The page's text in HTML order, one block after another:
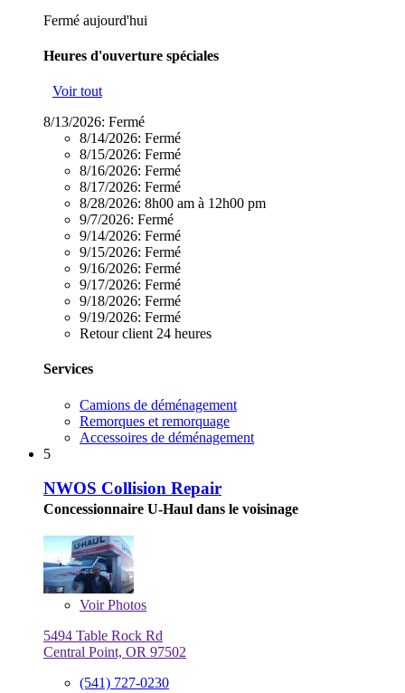
Fermé aujourd'hui
Heures d'ouverture spéciales
Voir tout
8/13/2026: Fermé
8/14/2026: Fermé
8/15/2026: Fermé
8/16/2026: Fermé
8/17/2026: Fermé
8/28/2026: 8h00 am à 12h00 pm
9/7/2026: Fermé
9/14/2026: Fermé
9/15/2026: Fermé
9/16/2026: Fermé
9/17/2026: Fermé
9/18/2026: Fermé
9/19/2026: Fermé
Retour client 24 heures
Services
Camions de déménagement
Remorques et remorquage
Accessoires de déménagement
5
NWOS Collision Repair
Concessionnaire U-Haul dans le voisinage
VoirPhotos
5494 Table Rock Rd
Central Point, OR 97502
(541) 727-0230